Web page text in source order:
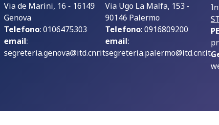
Via de Marini, 16 - 16149
Genova
Telefono: 0106475303
email:
segreteria.genova@itd.cnr.it
Via Ugo La Malfa, 153 -
90146 Palermo
Telefono: 0916809200
email:
segreteria.palermo@itd.cnr.it